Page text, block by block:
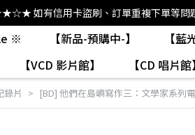
如有信用卡盜刷、訂單重複下單等
※ 【新品-預購中-】 【藍
【VCD 影片館】 【CD 唱片館】
錄片 [BD] 他們在島嶼寫作三：文學家系列